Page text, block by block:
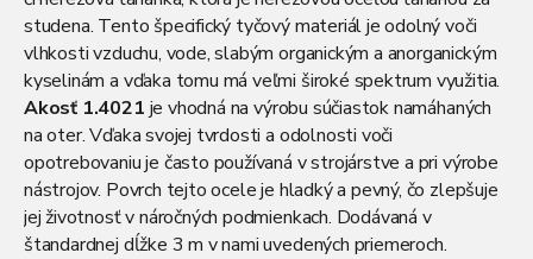
studena. Tento špecifický tyčový materiál je odolný voči
vlhkosti vzduchu, vode, slabým organickým a anorganickým
kyselinám a vďaka tomu má veľmi široké spektrum využitia.
Akosť 1.4021 je vhodná na výrobu súčiastok namáhaných
na oter. Vďaka svojej tvrdosti a odolnosti voči
opotrebovaniu je často používaná v strojárstve a pri výrobe
nástrojov. Povrch tejto ocele je hladký a pevný, čo zlepšuje
jej životnosť v náročných podmienkach. Dodávaná v
štandardnej dĺžke 3 m v nami uvedených priemeroch.